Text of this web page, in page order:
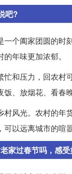
吧?
个阖家团圆的
年味更加浓郁。
和压力，回农
、放烟花、看春
风光。农村的
以远离城市的喧嚣
家过春节吗，感